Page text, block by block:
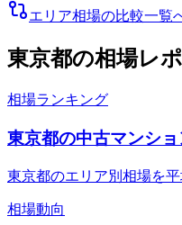
エリア相場の比較一覧
東京都の相場レ
相場ランキング
東京都の中古マンシ
東京都のエリア別相場を
相場動向